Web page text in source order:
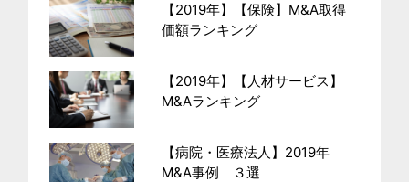
【2019年】【保険】M&A取得
価額ランキング
【2019年】【人材サービス】
M&Aランキング
【病院・医療法人】2019年
M&A事例 ３選